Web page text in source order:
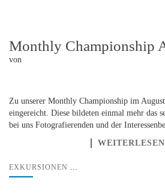
Monthly Championship
von
Zu unserer Monthly Championship im
eingereicht. Diese bildeten einmal mehr das
bei uns Fotografierenden und der
WEITERLESEN
EXKURSIONEN ...